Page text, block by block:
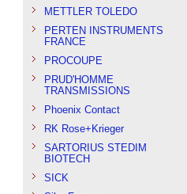
METTLER TOLEDO
PERTEN INSTRUMENTS
FRANCE
PROCOUPE
PRUD'HOMME
TRANSMISSIONS
Phoenix Contact
RK Rose+Krieger
SARTORIUS STEDIM
BIOTECH
SICK